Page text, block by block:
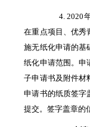
4. 2020年
在重点项目、优秀
施无纸化申请的基
纸化申请范围。申
子申请书及附件材
申请书的纸质签字
提交。签字盖章的